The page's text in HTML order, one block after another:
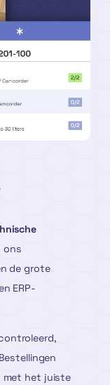
ons
de grote
ERP-
met het juiste